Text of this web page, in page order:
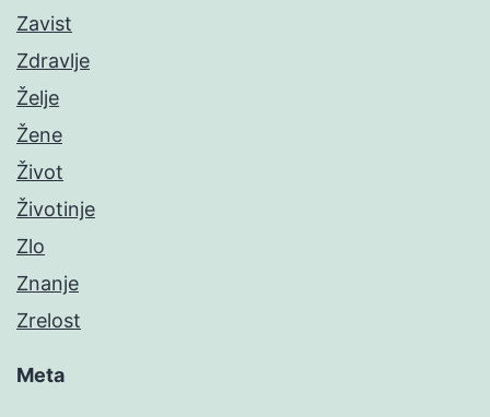
Zavist
Zdravlje
Želje
Žene
Život
Životinje
Zlo
Znanje
Zrelost
Meta